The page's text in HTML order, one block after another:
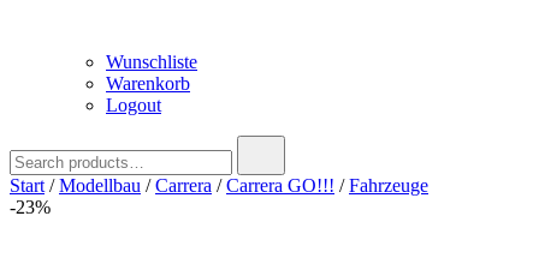
Wunschliste
Warenkorb
Logout
for:
Start /Modellbau /Carrera /Carrera GO!!! /Fahrzeuge
-23%